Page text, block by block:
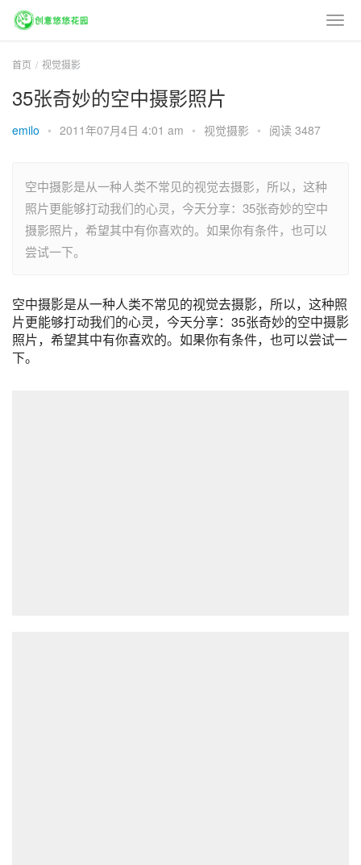
首页 视觉摄影
35张奇妙的空中摄影照片
emilo • 2011年07月4日 4:01 am • 视觉摄影 • 阅读 3487
空中摄影是从一种人类不常见的视觉去摄影，所以，这种
照片更能够打动我们的心灵，今天分享：35张奇妙的空中
摄影照片，希望其中有你喜欢的。如果你有条件，也可以
尝试一下。
空中摄影是从一种人类不常见的视觉去摄影，所以，这种照
片更能够打动我们的心灵，今天分享：35张奇妙的空中摄影
照片，希望其中有你喜欢的。如果你有条件，也可以尝试一
下。